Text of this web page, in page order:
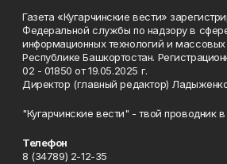
Газета «Кугарчинские вести»
Федеральной службы по надзору в
информационных технологий и
Республике Башкортостан.
02 - 01850 от 19.05.2025 г.
Директор (главный редактор)
"Кугарчинские вести" - твой проводник
Телефон
8 (34789) 2-12-35